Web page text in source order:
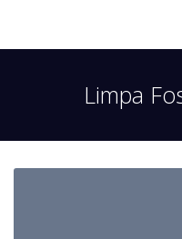
Limpa